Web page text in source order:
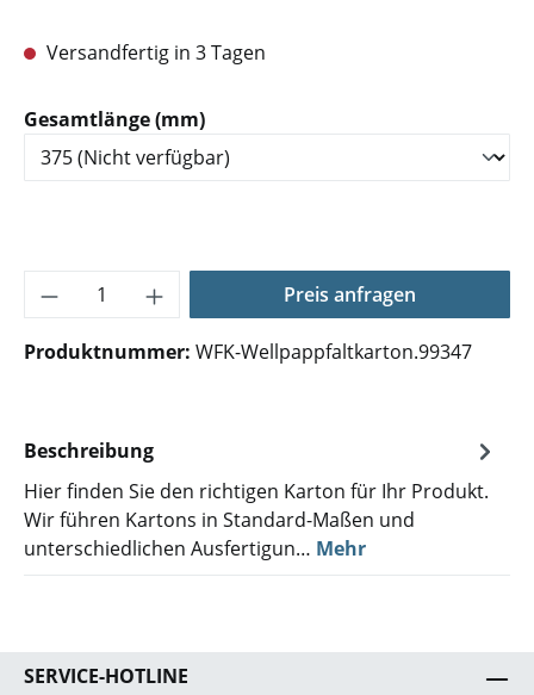
Versandfertig in 3 Tagen
Gesamtlänge (mm)auswählen
Produkt Anzahl: Gib den gewünschten
Preis anfragen
Produktnummer: WFK-Wellpappfaltkarton.99347
Beschreibung
Hier finden Sie den richtigen Karton für Ihr Produkt.
Wir führen Kartons in Standard-Maßen und
unterschiedlichen Ausfertigun… Mehr
SERVICE-HOTLINE